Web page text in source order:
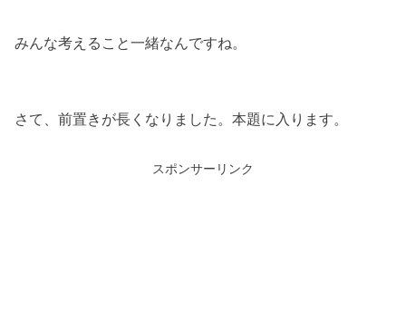
みんな考えること一緒なんですね。
さて、前置きが長くなりました。本題に入ります。
スポンサーリンク